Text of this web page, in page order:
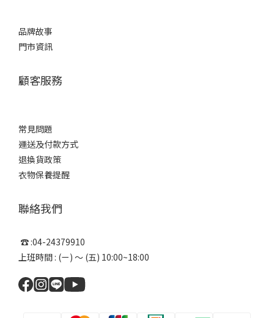
品牌故事
門市資訊
顧客服務
常見問題
運送及付款方式
退換貨政策
衣物保養提醒
聯絡我們
☎ :04-24379910
上班時間 : (ㄧ) ～ (五) 10:00~18:00